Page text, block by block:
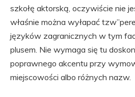
szkołę aktorską, oczywiście nie
właśnie można wyłapać
języków zagranicznych w tym
plusem. Nie wymaga się tu
poprawnego akcentu przy
miejscowości albo różnych nazw.